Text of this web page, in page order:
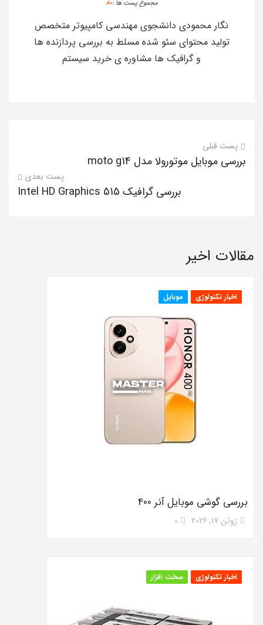
مجموع پست ها :80
نگار محمودی دانشجوی مهندسی کامپیوتر متخصص
تولید محتوای سئو شده مسلط به بررسی پردازنده ها
و گرافیک ها مشاوره ی خرید سیستم
پست قبلی
بررسی موبایل موتورولا مدل moto g14
پست بعدی
بررسی گرافیک Intel HD Graphics 515
مقالات اخیر
اخبار تکنولوژی موبایل
بررسی گوشی موبایل آنر 400
ژوئن 17, 2026 0
اخبار تکنولوژی سخت افزار